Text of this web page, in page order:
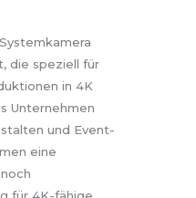
die speziell für
in 4K
Unternehmen
und Event-
eine